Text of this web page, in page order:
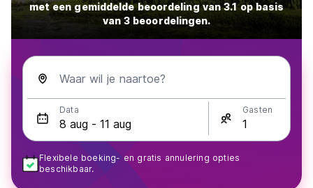
met een gemiddelde beoordeling van 3.1 op basis
van 3 beoordelingen.
Waar wil je naartoe?
Data Gasten
Flexibele boeking- en gratis annulering opties
beschikbaar.